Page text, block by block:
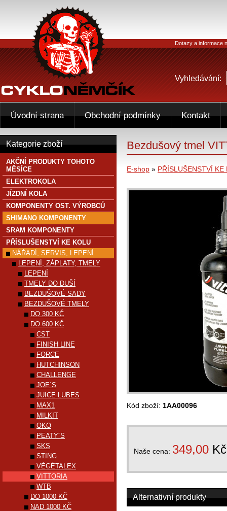
Bezdušový tmel
E-shop » PŘÍSLUŠENSTVÍ KE
Kód zboží: 1AA00096
Naše cena: 349,00 Kč
Alternativní produkty
Kategorie zboží
AKČNÍ PRODUKTY TOHOTO
MĚSÍCE
ELEKTROKOLA
JÍZDNÍ KOLA
KOMPONENTY OST. VÝROBCŮ
SHIMANO KOMPONENTY
SRAM KOMPONENTY
PŘÍSLUŠENSTVÍ KE KOLU
NÁŘADÍ, SERVIS, LEPENÍ
LEPENÍ, ZÁPLATY, TMELY
LEPENÍ
TMELY DO DUŠÍ
BEZDUŠOVÉ SADY
BEZDUŠOVÉ TMELY
DO 300 KČ
DO 600 KČ
CST
FINISH LINE
FORCE
HUTCHINSON
CHALLENGE
JOE´S
JUICE LUBES
MAX1
MILKIT
OKO
PEATY´S
SKS
STING
VÉGÉTALEX
VITTORIA
WTB
DO 1000 KČ
NAD 1000 KČ
Dotazy a informace
Vyhledávání:
Úvodní strana Obchodní podmínky Kontakt